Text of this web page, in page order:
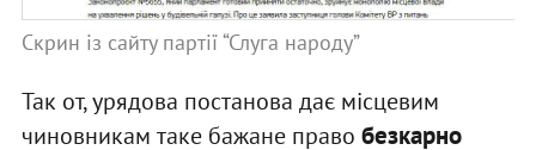
Скрин із сайту партії “Слуга народу”
Так от, урядова постанова дає місцевим
чиновникам таке бажане право безкарно